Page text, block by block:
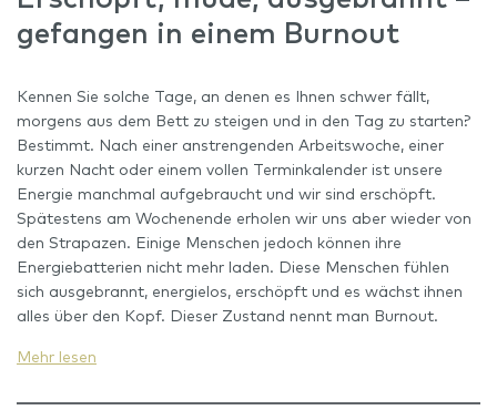
gefangen in einem Burnout
Kennen Sie solche Tage, an denen es Ihnen schwer fällt,
morgens aus dem Bett zu steigen und in den Tag zu starten?
Bestimmt. Nach einer anstrengenden Arbeitswoche, einer
kurzen Nacht oder einem vollen Terminkalender ist unsere
Energie manchmal aufgebraucht und wir sind erschöpft.
Spätestens am Wochenende erholen wir uns aber wieder von
den Strapazen. Einige Menschen jedoch können ihre
Energiebatterien nicht mehr laden. Diese Menschen fühlen
sich ausgebrannt, energielos, erschöpft und es wächst ihnen
alles über den Kopf. Dieser Zustand nennt man Burnout.
Mehr lesen